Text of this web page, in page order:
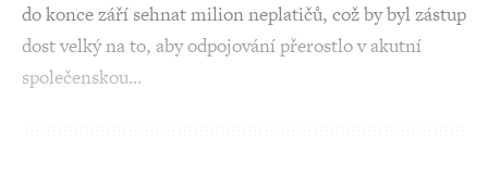
do konce září sehnat milion neplatičů, což by byl zástup
dost velký na to, aby odpojování přerostlo v akutní
společenskou…